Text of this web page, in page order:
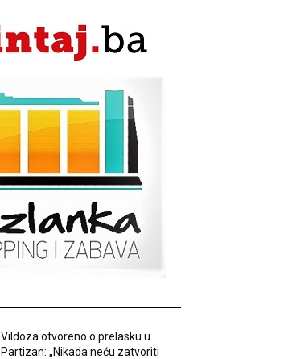
Vildoza otvoreno o prelasku u
Partizan: „Nikada neću zatvoriti